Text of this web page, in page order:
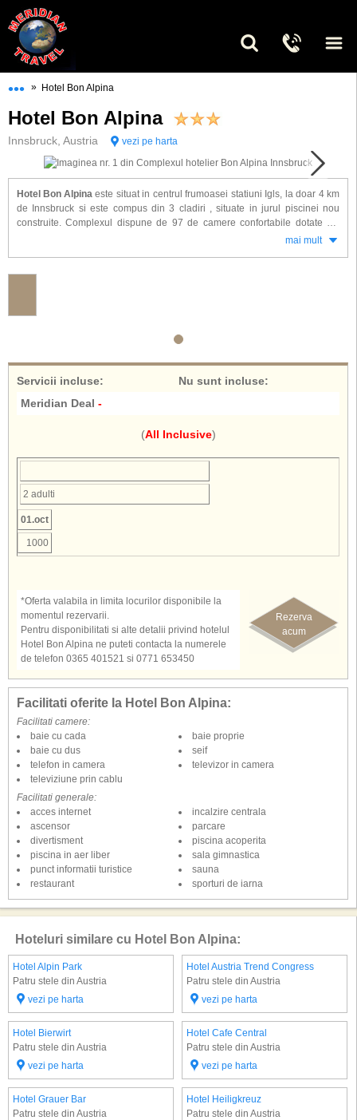
••• » Hotel Bon Alpina
Hotel Bon Alpina
Innsbruck, Austria vezi pe harta
Hotel Bon Alpina este situat in centrul frumoasei statiuni Igls, la doar 4 km
de Innsbruck si este compus din 3 cladiri , situate in jurul piscinei nou
construite. Complexul dispune de 97 de camere confortabile dotate cu:
mai mult
Servicii incluse: Nu sunt incluse:
Meridian Deal -
(All Inclusive)
2 adulti
01.oct
1000
Rezerva
acum
*Oferta valabila in limita locurilor disponibile la
momentul rezervarii.
Pentru disponibilitati si alte detalii privind hotelul
Hotel Bon Alpina ne puteti contacta la numerele
de telefon 0365 401521 si 0771 653450
Facilitati oferite la Hotel Bon Alpina:
Facilitati camere:
baie cu cada
baie cu dus
baie proprie
seif
telefon in camera
televiziune prin cablu
televizor in camera
Facilitati generale:
acces internet
ascensor
divertisment
incalzire centrala
parcare
piscina acoperita
piscina in aer liber
punct informatii turistice
restaurant
sala gimnastica
sauna
sporturi de iarna
Hoteluri similare cu Hotel Bon Alpina:
Hotel Alpin Park
Patru stele din Austria
vezi pe harta
Hotel Austria Trend Congress
Patru stele din Austria
vezi pe harta
Hotel Bierwirt
Patru stele din Austria
vezi pe harta
Hotel Cafe Central
Patru stele din Austria
vezi pe harta
Hotel Grauer Bar
Patru stele din Austria
Hotel Heiligkreuz
Patru stele din Austria